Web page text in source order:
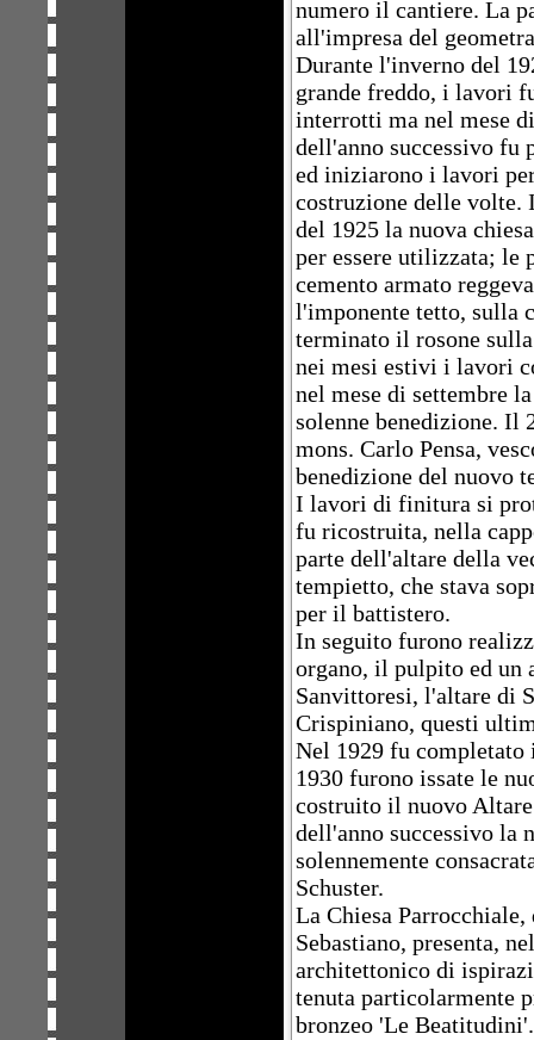
numero il cantiere. La
all'impresa del
Durante l'inverno del
grande freddo, i lavori
interrotti ma nel mese
dell'anno successivo fu
ed iniziarono i lavori
costruzione delle volte.
del 1925 la nuova
per essere utilizzata; le
cemento armato
l'imponente tetto, sulla
terminato il rosone
nei mesi estivi i lavori
nel mese di settembre
solenne benedizione. Il
mons. Carlo Pensa,
benedizione del nuovo
I lavori di finitura si
fu ricostruita, nella
parte dell'altare della
tempietto, che stava
per il battistero.
In seguito furono
organo, il pulpito ed un
Sanvittoresi, l'altare di
Crispiniano, questi
Nel 1929 fu completato
1930 furono issate le
costruito il nuovo
dell'anno successivo la
solennemente
Schuster.
La Chiesa
Sebastiano, presenta,
architettonico di
tenuta particolarmente
bronzeo 'Le Beatitudini'.